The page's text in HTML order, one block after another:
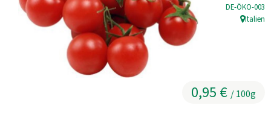
Kühltheke
GrüneWelt Bäckerei
Vorratskammer
0,95 € / 100g
,DE-ÖKO-003
,Italien